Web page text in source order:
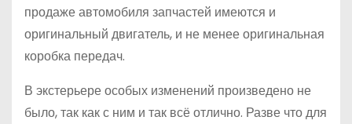
продаже автомобиля запчастей имеются и
оригинальный двигатель, и не менее оригинальная
коробка передач.
В экстерьере особых изменений произведено не
было, так как с ним и так всё отлично. Разве что для